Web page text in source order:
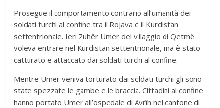
Prosegue il comportamento contrario all’umanità dei
soldati turchi al confine tra il Rojava e il Kurdistan
settentrionale. Ieri Zuhêr Umer del villaggio di Qetmê
voleva entrare nel Kurdistan settentrionale, ma è stato
catturato e attaccato dai soldati turchi al confine.
Mentre Umer veniva torturato dai soldati turchi gli sono
state spezzate le gambe e le braccia. Cittadini al confine
hanno portato Umer all’ospedale di Avrîn nel cantone di